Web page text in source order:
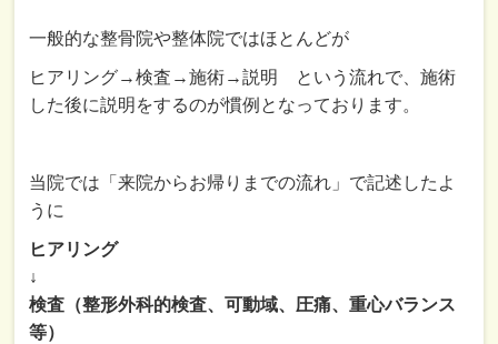
一般的な整骨院や整体院ではほとんどが
ヒアリング→検査→施術→説明 という流れで、施術
した後に説明をするのが慣例となっております。
当院では「来院からお帰りまでの流れ」で記述したよ
うに
ヒアリング
↓
検査（整形外科的検査、可動域、圧痛、重心バランス
等）